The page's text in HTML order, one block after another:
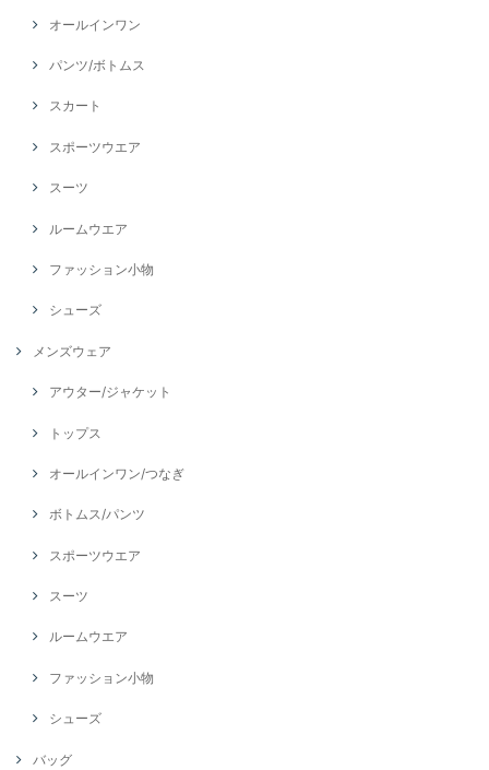
オールインワン
パンツ/ボトムス
スカート
スポーツウエア
スーツ
ルームウエア
ファッション小物
シューズ
メンズウェア
アウター/ジャケット
トップス
オールインワン/つなぎ
ボトムス/パンツ
スポーツウエア
スーツ
ルームウエア
ファッション小物
シューズ
バッグ